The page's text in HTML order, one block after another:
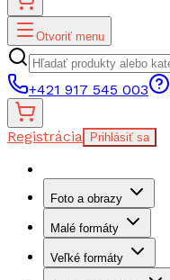
Otvoriť menu
+421 917 545 003
Registrácia Prihlásiť sa
Foto a obrazy
Malé formáty
Veľké formáty